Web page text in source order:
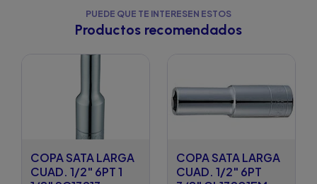
PUEDE QUE TE INTERESEN ESTOS
Productos recomendados
COPA SATA LARGA
CUAD. 1/2" 6PT 1
COPA SATA LARGA
CUAD. 1/2" 6PT